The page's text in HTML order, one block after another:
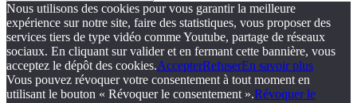
Nous utilisons des cookies pour vous garantir la meilleure
expérience sur notre site, faire des statistiques, vous proposer des
services tiers de type vidéo comme Youtube, partage de réseaux
sociaux. En cliquant sur valider et en fermant cette bannière, vous
acceptez le dépôt des cookies.AccepterRefuserEn savoir plus
Vous pouvez révoquer votre consentement à tout moment en
utilisant le bouton « Révoquer le consentement ».Révoquer le